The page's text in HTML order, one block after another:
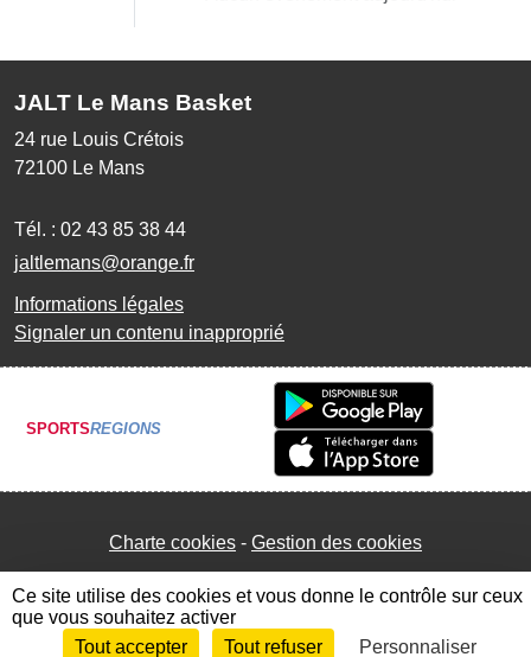
JALT Le Mans Basket
24 rue Louis Crétois
72100 Le Mans
Tél. : 02 43 85 38 44
jaltlemans@orange.fr
Informations légales
Signaler un contenu inapproprié
SPORTSREGIONS
Charte cookies Gestion des cookies
Envie de participer ? Connexion
Ce site utilise des cookies et vous donne le contrôle sur ceux
que vous souhaitez activer
Tout accepter
Tout refuser Personnaliser